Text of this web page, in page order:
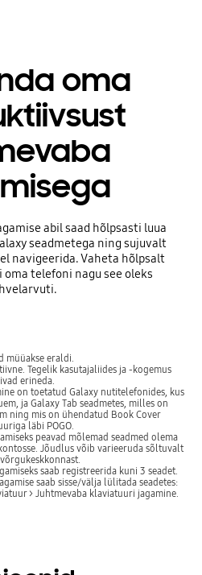
oma
abil saad hõlpsasti luua
seadmetega ning sujuvalt
navigeerida. Vaheta hõlpsalt
telefoni nagu see oleks
müüakse eraldi.
Tegelik kasutajaliides ja -kogemus
erineda.
on toetatud Galaxy nutitelefonides, kus
ja Galaxy Tab seadmetes, milles on
ning mis on ühendatud Book Cover
läbi POGO.
peavad mõlemad seadmed olema
Jõudlus võib varieeruda sõltuvalt
saab registreerida kuni 3 seadet.
saab sisse/välja lülitada seadetes:
> Juhtmevaba klaviatuuri jagamine.